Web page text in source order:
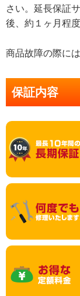
さい。延長保証
後、約１ヶ月程
商品故障の際に
保証内容